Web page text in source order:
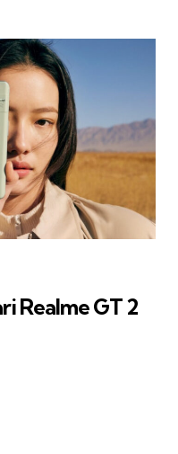
Realme GT 2